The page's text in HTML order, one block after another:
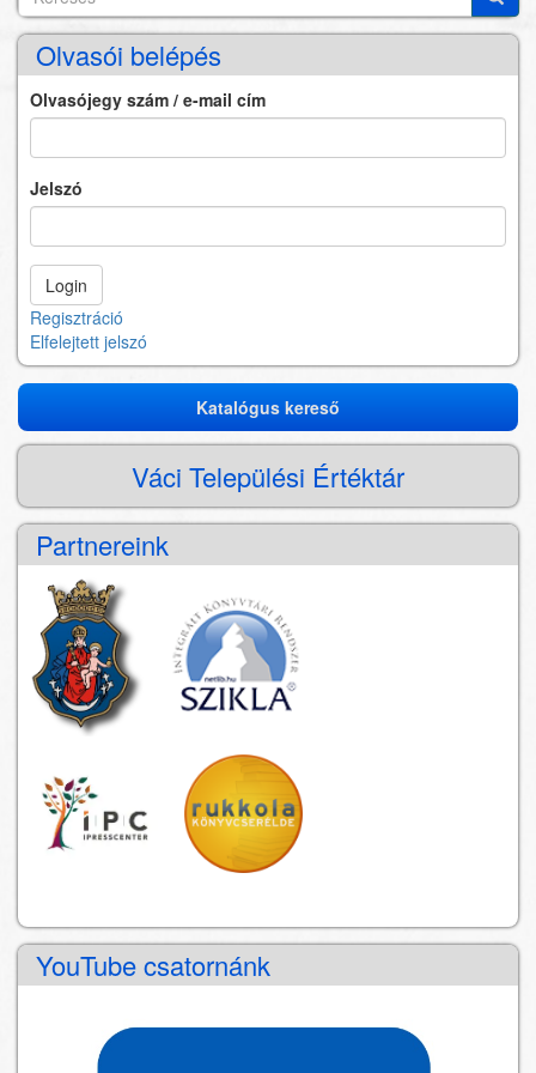
Olvasói belépés
Olvasójegy szám / e-mail cím
Jelszó
Regisztráció
Elfelejtett jelszó
Katalógus
kereső
Katalógus kereső
Váci Települési Értéktár
Partnereink
YouTube csatornánk